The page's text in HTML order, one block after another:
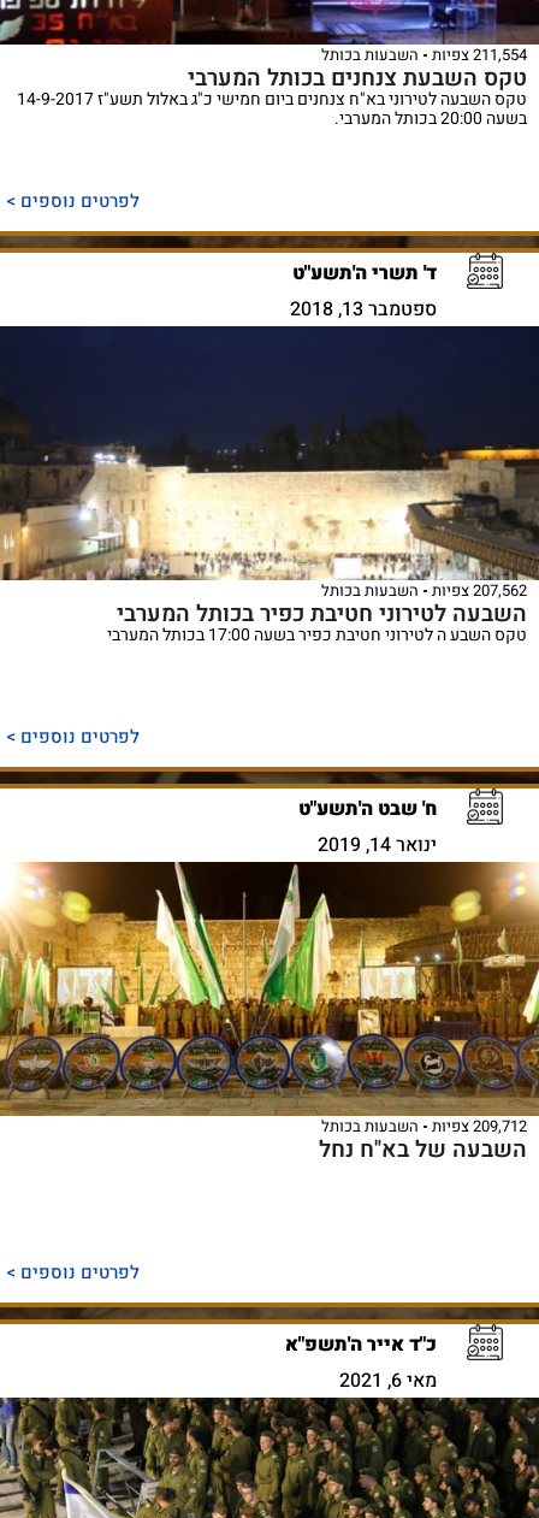
211,554 צפיות השבעות בכותל
טקס השבעת צנחנים בכותל המערבי
טקס השבעה לטירוני בא"ח צנחנים ביום חמישי כ"ג באלול תשע"ז 14-9-2017
בשעה 20:00 בכותל המערבי.
לפרטים נוספים >
ד' תשרי ה'תשע"ט
ספטמבר 13, 2018
207,562 צפיות השבעות בכותל
השבעה לטירוני חטיבת כפיר בכותל המערבי
טקס השבע ה לטירוני חטיבת כפיר בשעה 17:00 בכותל המערבי
לפרטים נוספים >
ח' שבט ה'תשע"ט
ינואר 14, 2019
209,712 צפיות השבעות בכותל
השבעה של בא"ח נחל
לפרטים נוספים >
כ"ד אייר ה'תשפ"א
מאי 6, 2021